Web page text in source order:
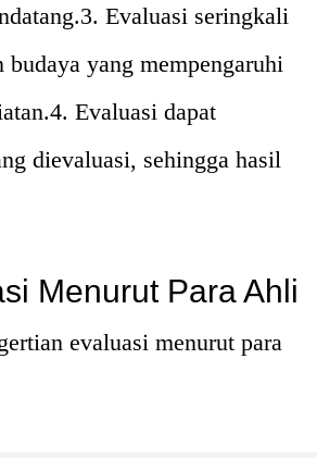
Evaluasi seringkali
yang mempengaruhi
Evaluasi dapat
dievaluasi, sehingga hasil
Menurut Para Ahli
evaluasi menurut para